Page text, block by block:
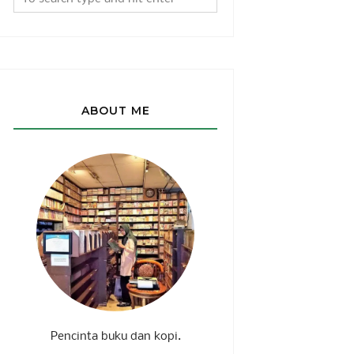
ABOUT ME
Pencinta buku dan kopi.